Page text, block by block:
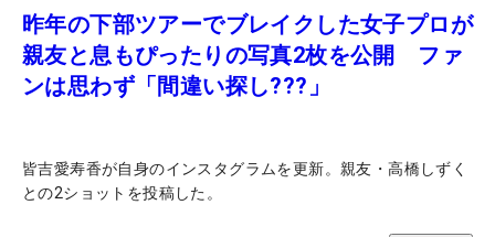
昨年の下部ツアーでブレイクした女子プロが
親友と息もぴったりの写真2枚を公開 ファ
ンは思わず「間違い探し???」
皆吉愛寿香が自身のインスタグラムを更新。親友・高橋しずく
との2ショットを投稿した。